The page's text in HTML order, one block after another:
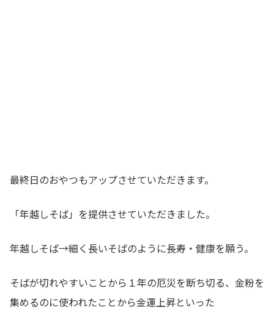
最終日のおやつもアップさせていただきます。
「年越しそば」を提供させていただきました。
年越しそば→細く長いそばのように長寿・健康を願う。
そばが切れやすいことから１年の厄災を断ち切る、金粉を
集めるのに使われたことから金運上昇といった